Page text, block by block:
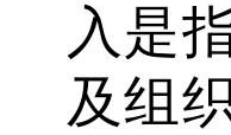
入是
及组